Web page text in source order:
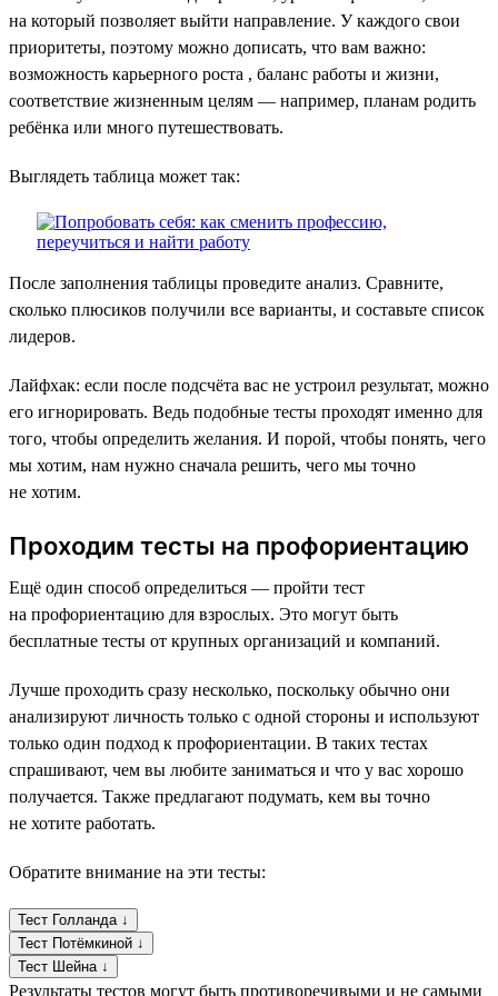
на который позволяет выйти направление. У каждого свои
приоритеты, поэтому можно дописать, что вам важно:
возможность карьерного роста , баланс работы и жизни,
соответствие жизненным целям — например, планам родить
ребёнка или много путешествовать.
Выглядеть таблица может так:
После заполнения таблицы проведите анализ. Сравните,
сколько плюсиков получили все варианты, и составьте список
лидеров.
Лайфхак: если после подсчёта вас не устроил результат, можно
его игнорировать. Ведь подобные тесты проходят именно для
того, чтобы определить желания. И порой, чтобы понять, чего
мы хотим, нам нужно сначала решить, чего мы точно
не хотим.
Проходим тесты на профориентацию
Ещё один способ определиться — пройти тест
на профориентацию для взрослых. Это могут быть
бесплатные тесты от крупных организаций и компаний.
Лучше проходить сразу несколько, поскольку обычно они
анализируют личность только с одной стороны и используют
только один подход к профориентации. В таких тестах
спрашивают, чем вы любите заниматься и что у вас хорошо
получается. Также предлагают подумать, кем вы точно
не хотите работать.
Обратите внимание на эти тесты:
Тест Голланда ↓
Тест Потёмкиной ↓
Тест Шейна ↓
Результаты тестов могут быть противоречивыми и не самыми